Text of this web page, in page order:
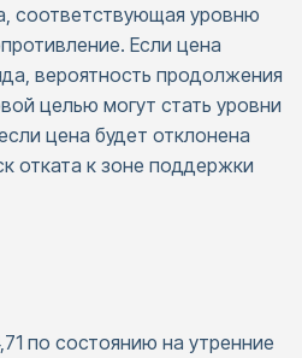
соответствующая уровню
Если цена
вероятность продолжения
целью могут стать уровни
цена будет отклонена
отката к зоне поддержки
по состоянию на утренние